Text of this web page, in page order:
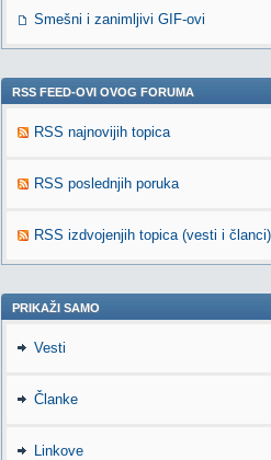
Smešni i zanimljivi GIF-ovi
RSS FEED-OVI OVOG FORUMA
RSS najnovijih topica
RSS poslednjih poruka
RSS izdvojenjih topica (vesti i članci)
PRIKAŽI SAMO
Vesti
Članke
Linkove